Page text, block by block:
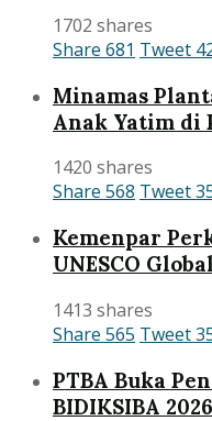
1702 shares
Share 681 Tweet
Minamas
Anak Yatim di
1420 shares
Share 568 Tweet
Kemenpar
UNESCO
1413 shares
Share 565 Tweet
PTBA Buka
BIDIKSIBA 2026